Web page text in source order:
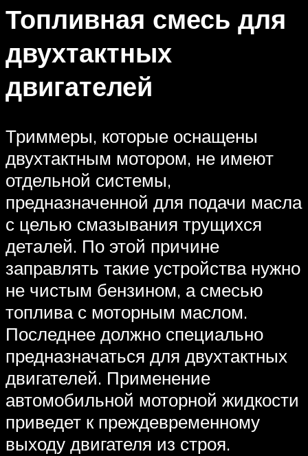
Топливная смесь для
двухтактных
двигателей
Триммеры, которые оснащены
двухтактным мотором, не имеют
отдельной системы,
предназначенной для подачи масла
с целью смазывания трущихся
деталей. По этой причине
заправлять такие устройства нужно
не чистым бензином, а смесью
топлива с моторным маслом.
Последнее должно специально
предназначаться для двухтактных
двигателей. Применение
автомобильной моторной жидкости
приведет к преждевременному
выходу двигателя из строя.